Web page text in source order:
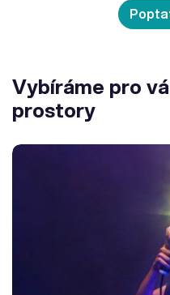
Vybíráme pro
prostory